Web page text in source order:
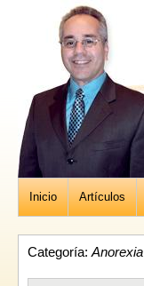
Inicio Artículos
Categoría: Anorexia